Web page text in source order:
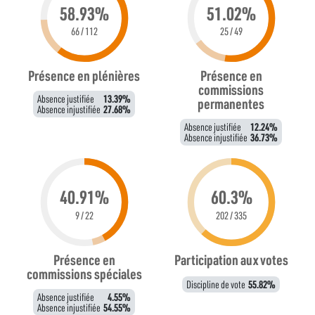
58.93%
66 / 112
Présence en plénières
Absence justifiée 13.39%
Absence injustifiée 27.68%
51.02%
25 / 49
Présence en
commissions
permanentes
Absence justifiée 12.24%
Absence injustifiée 36.73%
40.91%
9 / 22
Présence en
commissions spéciales
Absence justifiée 4.55%
Absence injustifiée 54.55%
60.3%
202 / 335
Participation aux votes
Discipline de vote 55.82%